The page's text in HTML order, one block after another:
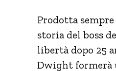
Prodotta
storia del boss
libertà dopo 25
Dwight formerà